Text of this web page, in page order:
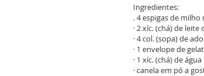
Ingredientes:
. 4 espigas de milho
· 2 xíc. (chá) de
· 4 col. (sopa) de
· 1 envelope de
· 1 xíc. (chá) de água
· canela em pó a